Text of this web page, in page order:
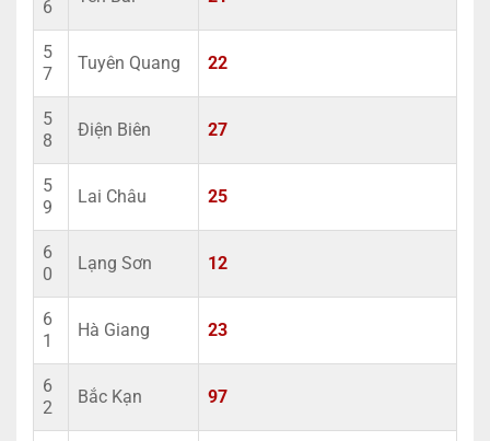
6
5
7
Tuyên Quang 22
5
8
Điện Biên 27
5
9
Lai Châu 25
6
0
Lạng Sơn 12
6
1
Hà Giang 23
6
2
Bắc Kạn 97